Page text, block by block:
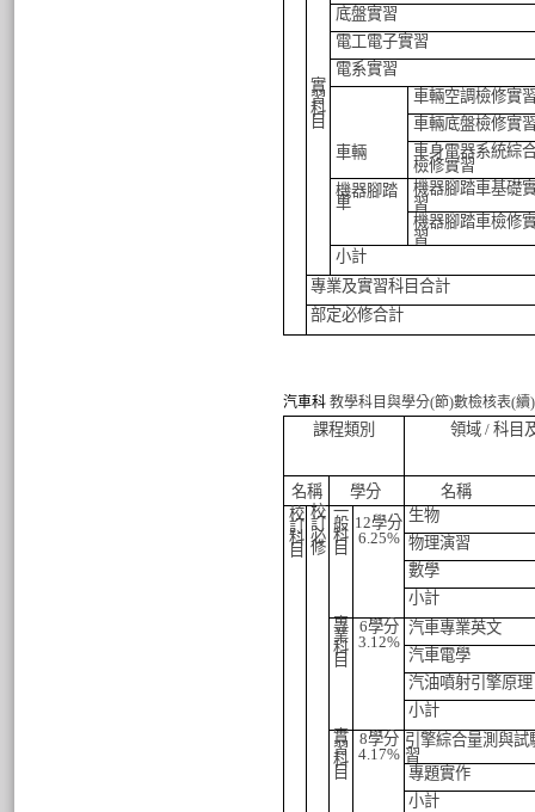
實
習
科
目
底盤實習
電工電子實習
電系實習
車輛
車輛空調檢修實
車輛底盤檢修實
車身電器系統綜
檢修實習
機器腳踏
車
機器腳踏車基礎
習
機器腳踏車檢修
習
小計
專業及實習科目合計
部定必修合計
汽車科 教學科目與學分(節)數檢核表(續)
課程類別 領域 /科目
名稱 學分
名稱
校
訂
科
目
校
訂
必
修
一
般
科
目
12學分
6.25%
生物
物理演習
數學
小計
專
業
科
目
6學分
3.12%
汽車專業英文
汽車電學
汽油噴射引擎原理
小計
實
習
科
目
8學分
4.17%
引擎綜合量測與試
習
專題實作
小計